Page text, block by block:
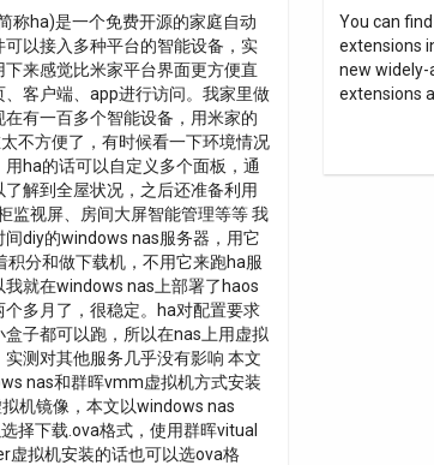
称ha)是一个免费开源的家庭自动
可以接入多种平台的智能设备，实
来感觉比米家平台界面更方便直
、客户端、app进行访问。我家里做
在有一百多个智能设备，用米家的
不方便了，有时候看一下环境情况
用ha的话可以自定义多个面板，通
解到全屋状况，之后还准备利用
监视屏、房间大屏智能管理等等 我
间diy的windows nas服务器，用它
积分和做下载机，不用它来跑ha服
我就在windows nas上部署了haos
个多月了，很稳定。ha对配置要求
子都可以跑，所以在nas上用虚拟
测对其他服务几乎没有影响 本文
nas和群晖vmm虚拟机方式安装
机镜像，本文以windows nas
择下载.ova格式，使用群晖vitual
虚拟机安装的话也可以选ova格
You can
extensions
new widely-
extensions